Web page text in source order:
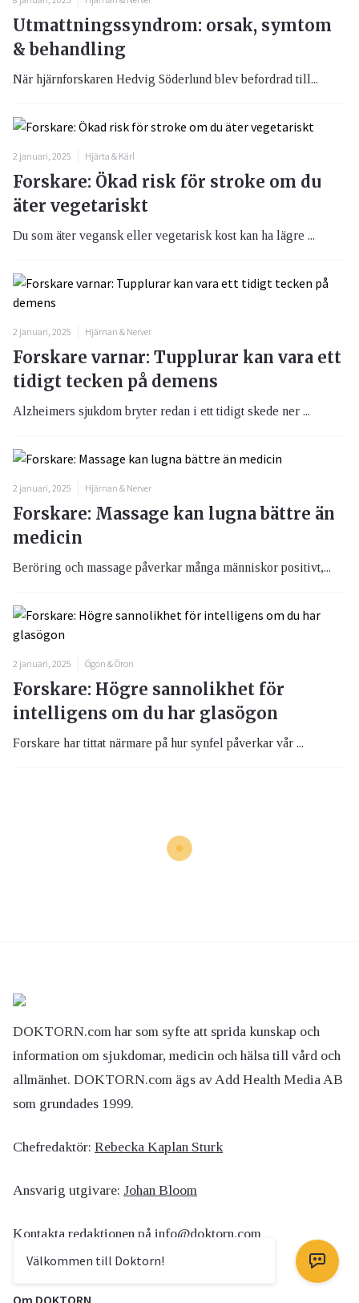
Utmattningssyndrom: orsak, symtom
& behandling
När hjärnforskaren Hedvig Söderlund blev befordrad till...
2 januari, 2025 Hjärta & Kärl
Forskare: Ökad risk för stroke om du
äter vegetariskt
Du som äter vegansk eller vegetarisk kost kan ha lägre ...
2 januari, 2025 Hjärnan & Nerver
Forskare varnar: Tupplurar kan vara ett
tidigt tecken på demens
Alzheimers sjukdom bryter redan i ett tidigt skede ner ...
2 januari, 2025 Hjärnan & Nerver
Forskare: Massage kan lugna bättre än
medicin
Beröring och massage påverkar många människor positivt,...
2 januari, 2025 Ögon & Öron
Forskare: Högre sannolikhet för
intelligens om du har glasögon
Forskare har tittat närmare på hur synfel påverkar vår ...
Välkommen till Doktorn!
DOKTORN.com har som syfte att sprida kunskap och
information om sjukdomar, medicin och hälsa till vård och
allmänhet. DOKTORN.com ägs av Add Health Media AB
som grundades 1999.
Chefredaktör: Rebecka Kaplan Sturk
Ansvarig utgivare: Johan Bloom
Kontakta redaktionen på info@doktorn.com
Om DOKTORN